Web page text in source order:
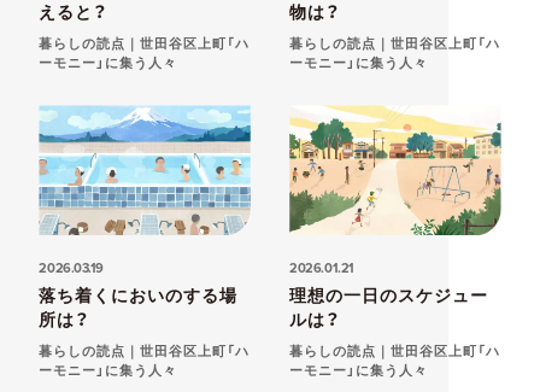
えると？
暮らしの読点｜世田谷区上町「ハ
ーモニー」に集う人々
物は？
暮らしの読点｜世田谷区上町「ハ
ーモニー」に集う人々
2026.03.19
落ち着くにおいのする場
所は？
暮らしの読点｜世田谷区上町「ハ
ーモニー」に集う人々
2026.01.21
理想の一日のスケジュー
ルは？
暮らしの読点｜世田谷区上町「ハ
ーモニー」に集う人々